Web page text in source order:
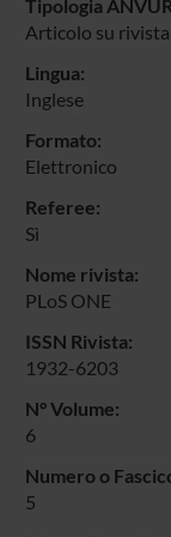
Tipologia
Articolo su rivista
Lingua:
Inglese
Formato:
Elettronico
Referee:
Sì
Nome rivista:
PLoS ONE
ISSN Rivista:
1932-6203
N° Volume:
6
Numero o
5